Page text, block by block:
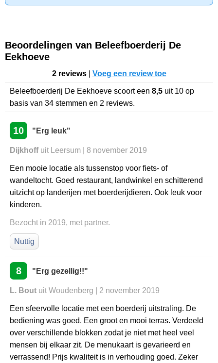
Beoordelingen van Beleefboerderij De
Eekhoeve
2 reviews| Voeg een review toe
Beleefboerderij De Eekhoeve scoort een 8,5 uit 10 op
basis van 34 stemmen en 2 reviews.
10 "Erg leuk"
Dijkhoffuit Leersum | 8 november 2019
Een mooie locatie als tussenstop voor fiets- of
wandeltocht. Goed restaurant, landwinkel en schitterend
uitzicht op landerijen met boerderijdieren. Ook leuk voor
kinderen.
Bezocht in 2019, met partner.
Nuttig
8 "Erg gezellig!!"
L. Bout uit Woudenberg | 2 november 2019
Een sfeervolle locatie met een boerderij uitstraling. De
bediening was goed. Een groot en mooi terras. Verdeeld
over verschillende blokken zodat je niet met heel veel
mensen bij elkaar zit. De menukaart is gevarieerd en
verrassend! Prijs kwaliteit is in verhouding goed. Zeker